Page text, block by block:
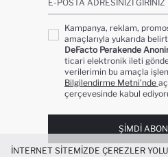
E-POSTA ADRESINIZI GIRINIZ
Kampanya, reklam,
amaçlarıyla yukarıda
DeFacto Perakende
ticari elektronik ileti
verilerimin bu amaçla
Bilgilendirme Metni’nde
çerçevesinde kabul
ŞIMDI
İNTERNET SITEMIZDE ÇEREZLER